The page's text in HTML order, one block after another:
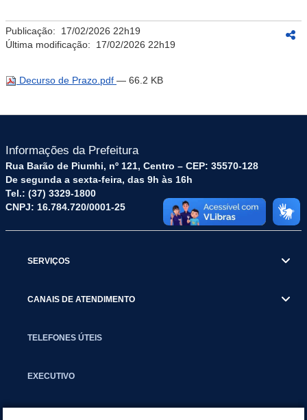
Publicação: 17/02/2026 22h19
Última modificação: 17/02/2026 22h19
Decurso de Prazo.pdf — 66.2 KB
Informações da Prefeitura
Rua Barão de Piumhi, nº 121, Centro – CEP: 35570-128
De segunda a sexta-feira, das 9h às 16h
Tel.: (37) 3329-1800
CNPJ: 16.784.720/0001-25
SERVIÇOS
CANAIS DE ATENDIMENTO
TELEFONES ÚTEIS
EXECUTIVO